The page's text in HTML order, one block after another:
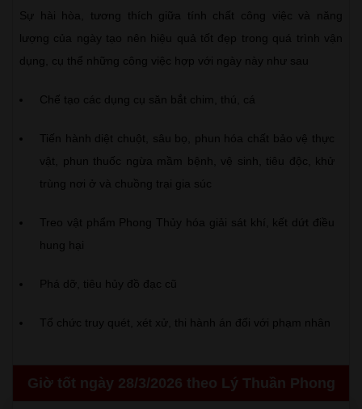
Sự hài hòa, tương thích giữa tính chất công việc và năng
lượng của ngày tạo nên hiệu quả tốt đẹp trong quá trình vận
dụng, cụ thể những công việc hợp với ngày này như sau
Chế tạo các dụng cụ săn bắt chim, thú, cá
Tiến hành diệt chuột, sâu bọ, phun hóa chất bảo vệ thực
vật, phun thuốc ngừa mầm bệnh, vệ sinh, tiêu độc, khử
trùng nơi ở và chuồng trại gia súc
Treo vật phẩm Phong Thủy hóa giải sát khí, kết dứt điều
hung hại
Phá dỡ, tiêu hủy đồ đạc cũ
Tổ chức truy quét, xét xử, thi hành án đối với phạm nhân
Giờ tốt ngày 28/3/2026 theo Lý Thuần Phong